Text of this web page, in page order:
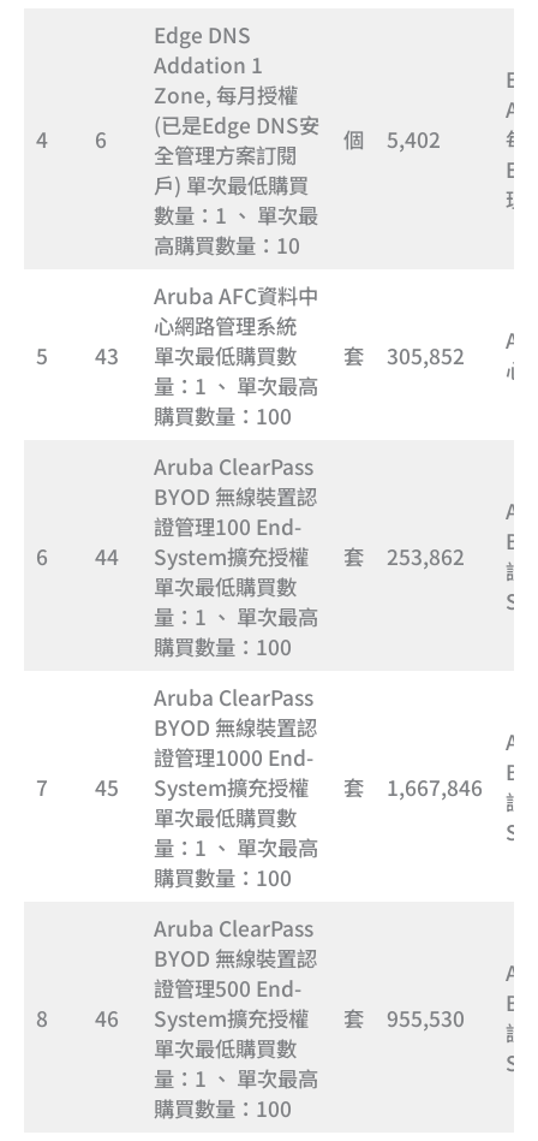
4 6
Edge DNS
Addation 1
Zone, 每月授權
(已是Edge DNS安
全管理方案訂閱
戶) 單次最低購買
數量：1 、 單次最
高購買數量：10
個 5,402
每
理
5 43
Aruba AFC資料中
心網路管理系統
單次最低購買數
量：1 、 單次最高
購買數量：100
套 305,852
心
6 44
Aruba ClearPass
BYOD 無線裝置認
證管理100 End-
System擴充授權
單次最低購買數
量：1 、 單次最高
購買數量：100
套 253,862
證
7 45
Aruba ClearPass
BYOD 無線裝置認
證管理1000 End-
System擴充授權
單次最低購買數
量：1 、 單次最高
購買數量：100
套 1,667,846
證
8 46
Aruba ClearPass
BYOD 無線裝置認
證管理500 End-
System擴充授權
單次最低購買數
量：1 、 單次最高
購買數量：100
套 955,530
證